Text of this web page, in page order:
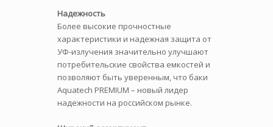
Надежность
Более высокие прочностные
характеристики и надежная защита от
УФ-излучения значительно улучшают
потребительские свойства емкостей и
позволяют быть уверенным, что баки
Aquatech PREMIUM – новый лидер
надежности на российском рынке.